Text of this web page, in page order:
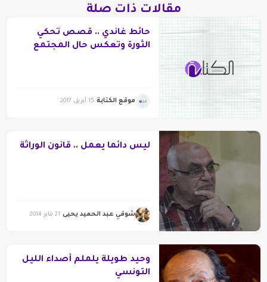
مقالات ذات صلة
حائط غاندي .. قصص تحكي
الثورة وتعكس حال المجتمع
موقع الكتابة 15 أبريل 2017
ليس دائما يعمل .. قانون الوراثة
شوقي عبد الحميد يحيى 21 يناير 2014
وحيد طويلة يلملم أصداء الليل
التونسي